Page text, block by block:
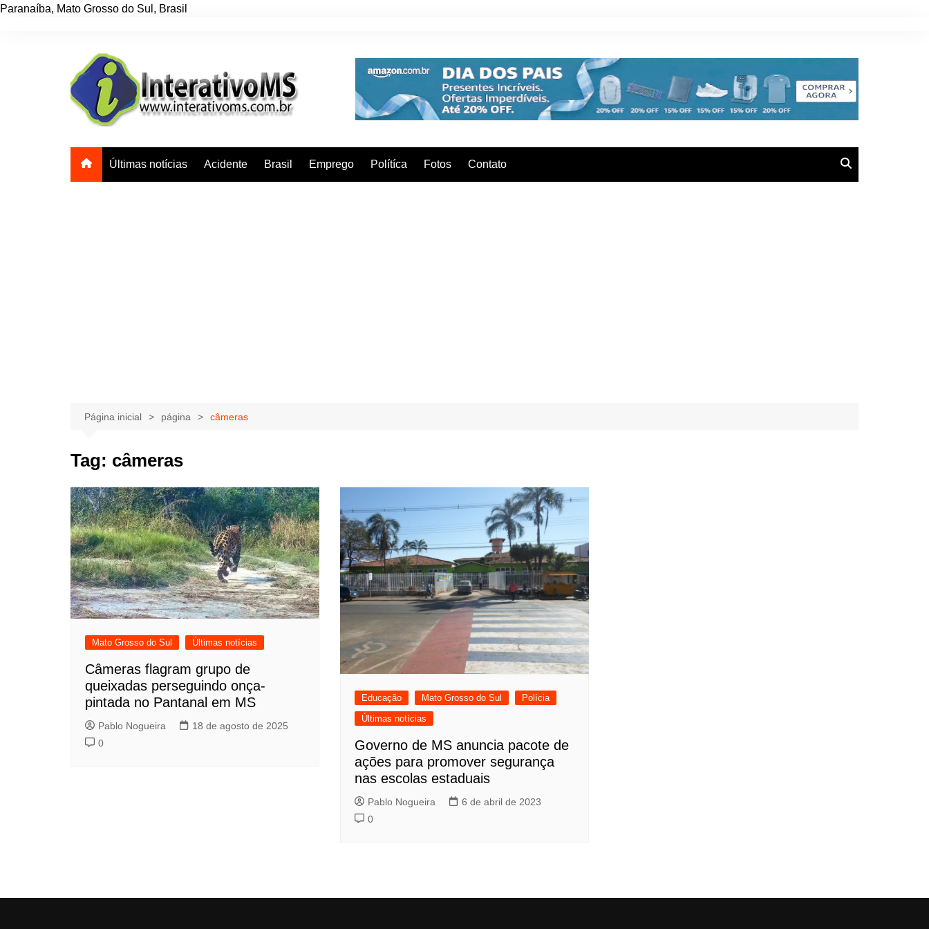
Paranaíba, Mato Grosso do Sul , Brasil
Últimas notícias Acidente Brasil Emprego Polítíca Fotos Contato
Página inicial página câmeras
Tag: câmeras
Mato Grosso do Sul Últimas notícias
Câmeras flagram grupo de
queixadas perseguindo onça-
pintada no Pantanal em MS
Pablo Nogueira
18 de agosto de 2025
0
Educação Mato Grosso do Sul
Polícia
Últimas notícias
Governo de MS anuncia pacote de
ações para promover segurança
nas escolas estaduais
Pablo Nogueira
6 de abril de 2023
0